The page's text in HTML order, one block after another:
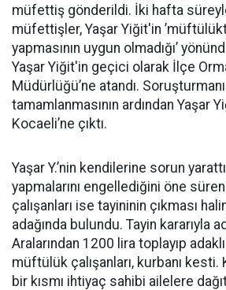
müfettiş gönderildi. İki hafta
müfettişler, Yaşar Yiğit'in
yapmasının uygun olmadığı’
Yaşar Yiğit'in geçici olarak İlçe
Müdürlüğü’ne atandı.
tamamlanmasının ardından Yaşar
Kocaeli’ne çıktı.
Yaşar Y.’nin kendilerine sorun
yapmalarını engellediğini öne
çalışanları ise tayininin çıkması
adağında bulundu. Tayin kararıyla
Aralarından 1200 lira toplayıp
müftülük çalışanları, kurbanı kesti.
bir kısmı ihtiyaç sahibi ailelere